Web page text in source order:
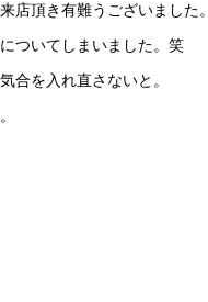
店頂き有難うございました。
ついてしまいました。笑
合を入れ直さないと。